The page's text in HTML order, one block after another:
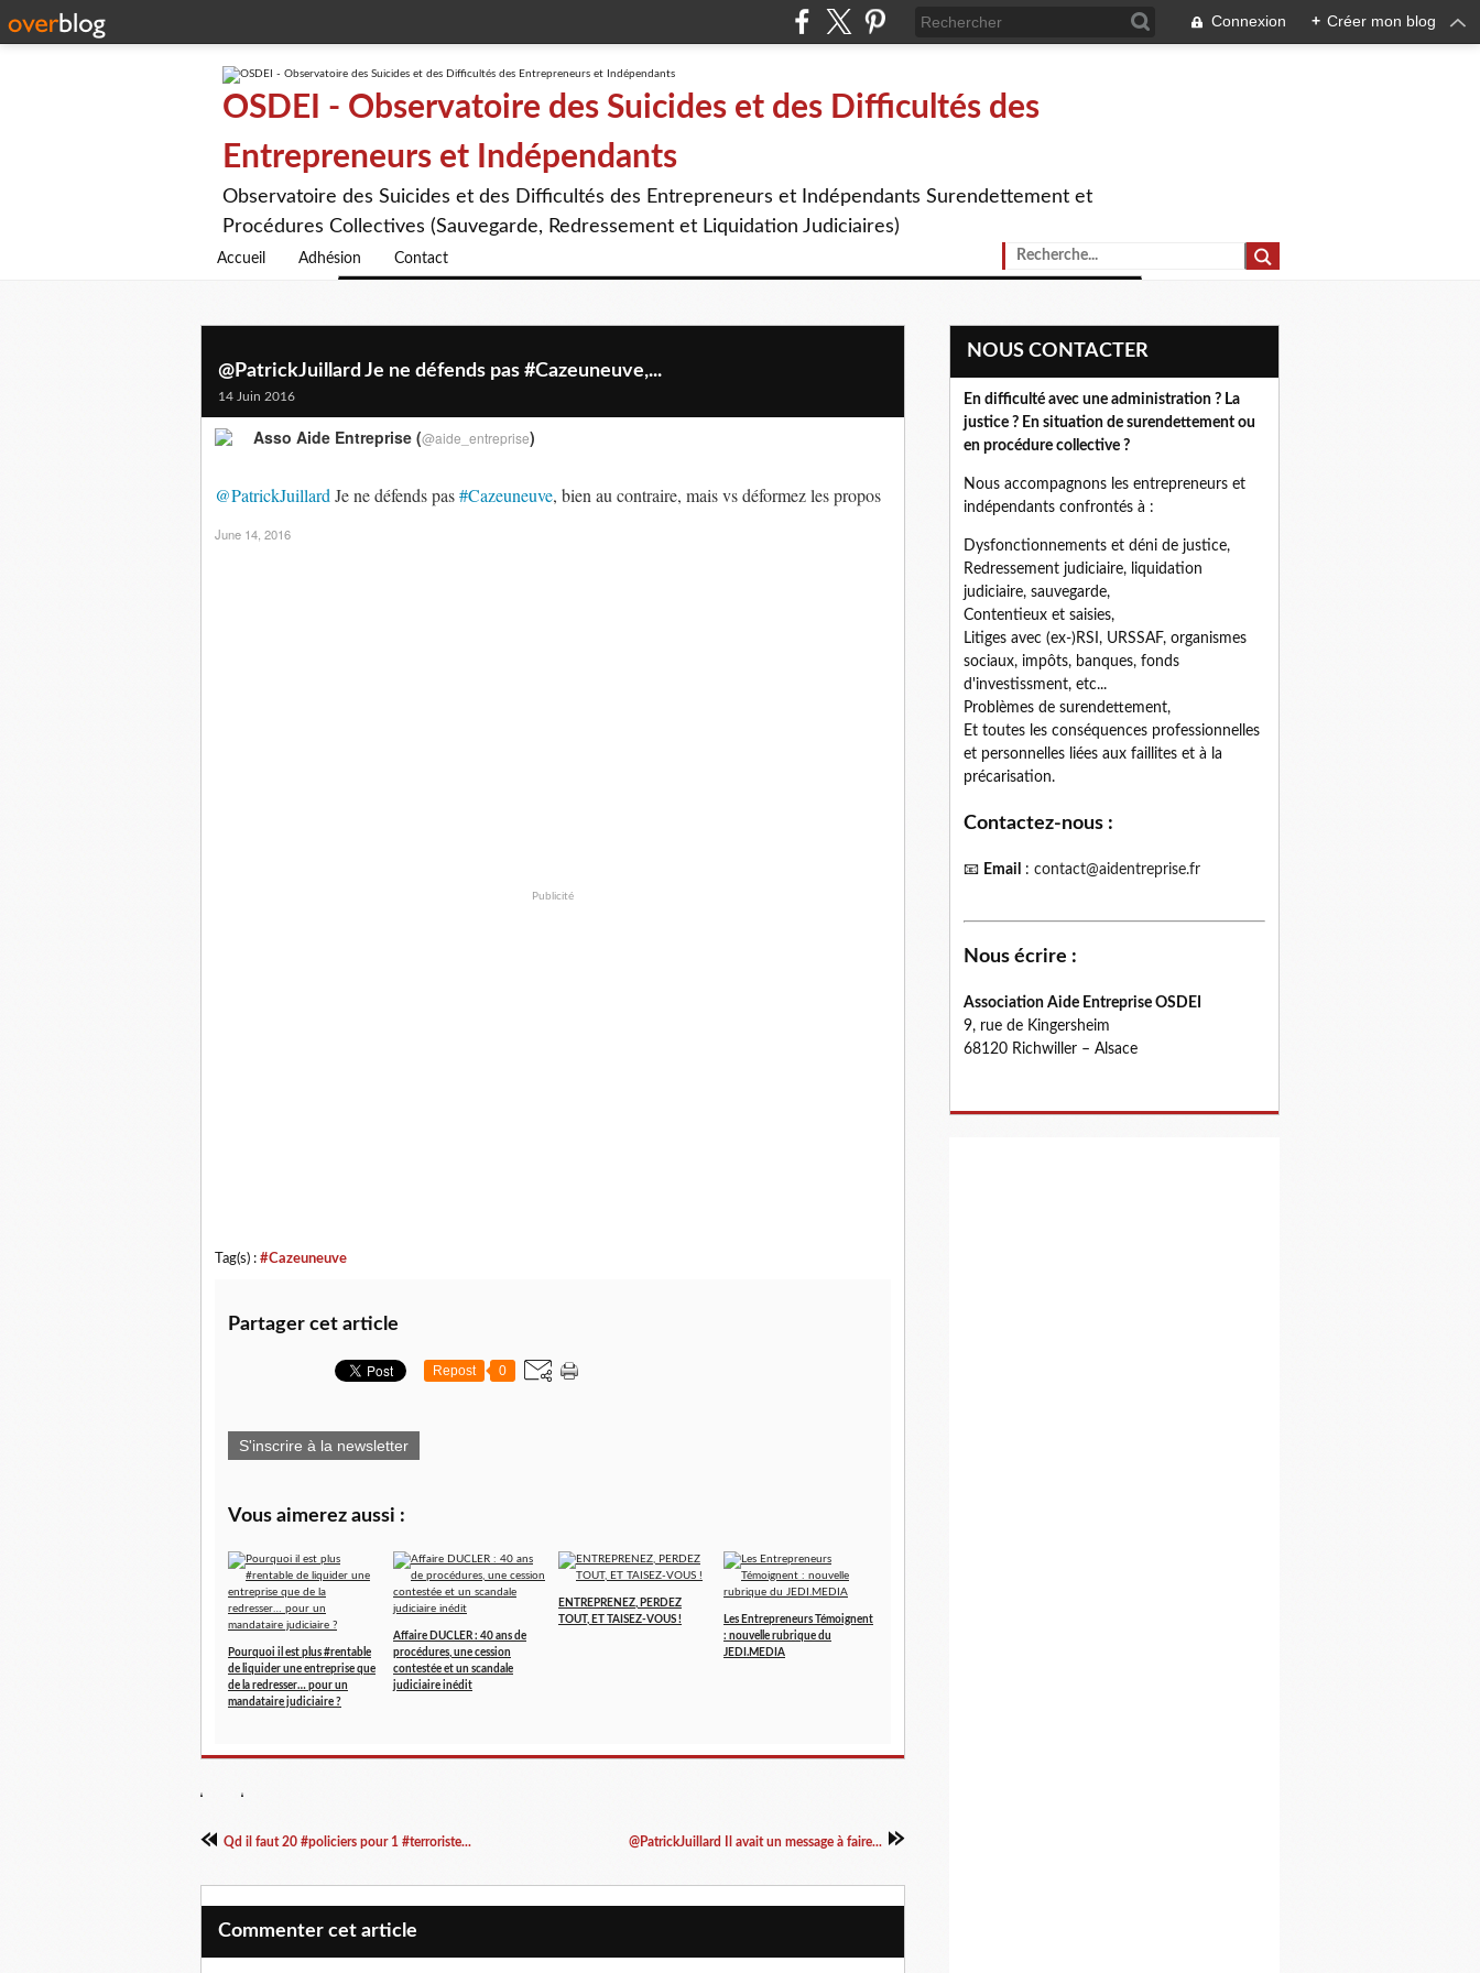
Connexion + Créer mon blog
OSDEI - Observatoire des Suicides et des Difficultés des
Entrepreneurs et Indépendants
Observatoire des Suicides et des Difficultés des Entrepreneurs et Indépendants Surendettement et
Procédures Collectives (Sauvegarde, Redressement et Liquidation Judiciaires)
Accueil Adhésion Contact
@PatrickJuillard Je ne défends pas #Cazeuneuve,...
14 Juin 2016
@PatrickJuillard Je ne défends pas#Cazeuneuve, bien au contraire, mais vs déformez les propos
Asso Aide Entreprise (@aide_entreprise)
June 14, 2016
Publicité
Tag(s) : #Cazeuneuve
Partager cet article
Repost 0
S'inscrire à la newsletter
Vous aimerez aussi :
Pourquoi il est plus #rentable
de liquider une entreprise que
de la redresser… pour un
mandataire judiciaire ?
Affaire DUCLER : 40 ans de
procédures, une cession
contestée et un scandale
judiciaire inédit
ENTREPRENEZ, PERDEZ
TOUT, ET TAISEZ-VOUS !
Les Entrepreneurs Témoignent
: nouvelle rubrique du
JEDI.MEDIA
Qd il faut 20 #policiers pour 1 #terroriste... @PatrickJuillard Il avait un message à faire...
Commenter cet article
NOUS CONTACTER
En difficulté avec une administration ? La
justice ? En situation de surendettement ou
en procédure collective ?
Nous accompagnons les entrepreneurs et
indépendants confrontés à :
Dysfonctionnements et déni de justice,
Redressement judiciaire, liquidation
judiciaire, sauvegarde,
Contentieux et saisies,
Litiges avec (ex-)RSI, URSSAF, organismes
sociaux, impôts, banques, fonds
d'investissment, etc...
Problèmes de surendettement,
Et toutes les conséquences professionnelles
et personnelles liées aux faillites et à la
précarisation.
Contactez-nous :
📧 Email : contact@aidentreprise.fr
Nous écrire :
Association Aide Entreprise OSDEI
9, rue de Kingersheim
68120 Richwiller – Alsace